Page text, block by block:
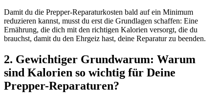
Damit du die Prepper-Reparaturkosten bald auf ein Minimum
reduzieren kannst, musst du erst die Grundlagen schaffen: Eine
Ernährung, die dich mit den richtigen Kalorien versorgt, die du
brauchst, damit du den Ehrgeiz hast, deine Reparatur zu beenden.
2. Gewichtiger Grundwarum: Warum
sind Kalorien so wichtig für Deine
Prepper-Reparaturen?